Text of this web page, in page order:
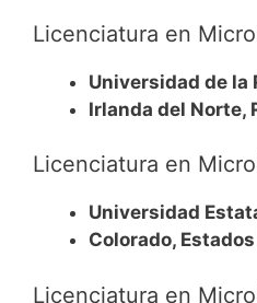
Licenciatura en
Universidad de la
Irlanda del Norte,
Licenciatura en
Universidad
Colorado,
Licenciatura en